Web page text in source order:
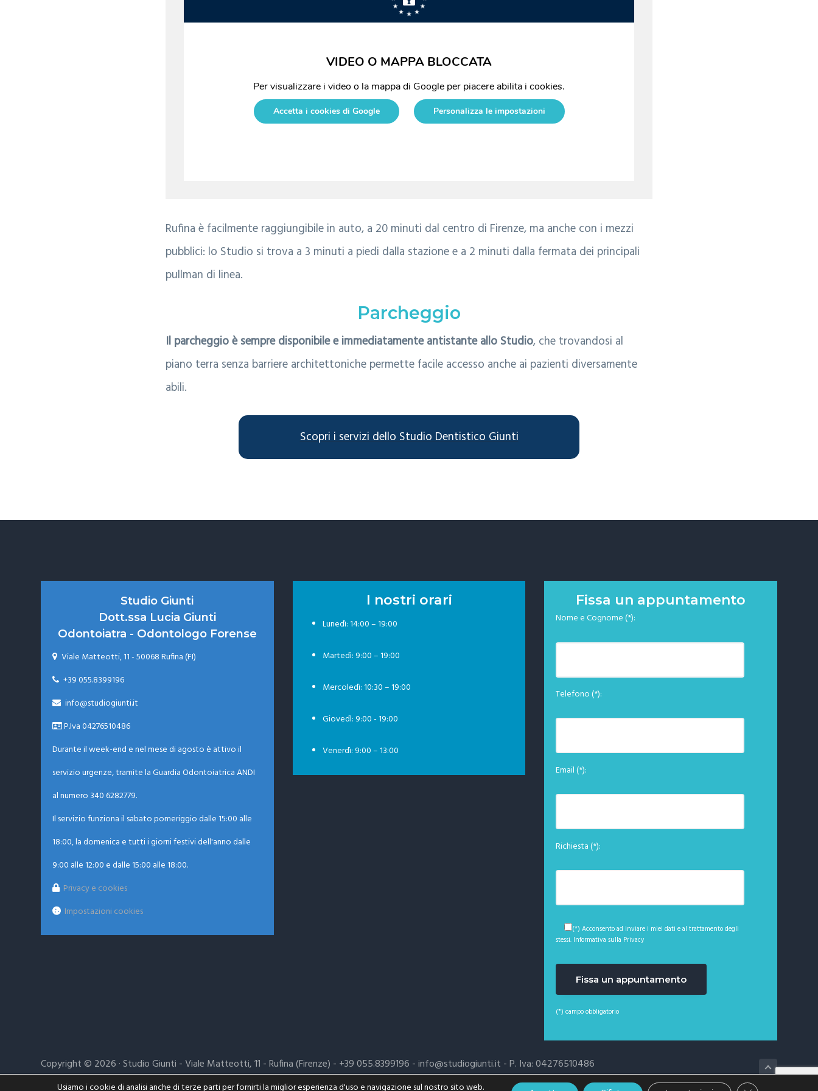
Rufina è facilmente raggiungibile in auto, a 20 minuti dal centro di Firenze, ma anche con i mezzi
pubblici: lo Studio si trova a 3 minuti a piedi dalla stazione e a 2 minuti dalla fermata dei principali
pullman di linea.
Parcheggio
Il parcheggio è sempre disponibile e immediatamente antistante allo Studio, che trovandosi al
piano terra senza barriere architettoniche permette facile accesso anche ai pazienti diversamente
abili.
Scopri i servizi dello Studio Dentistico Giunti
Studio Giunti
Dott.ssa Lucia Giunti
Odontoiatra - Odontologo Forense
 Viale Matteotti, 11 - 50068 Rufina (FI)
 +39 055.8399196
 info@studiogiunti.it
P.Iva 04276510486
Durante il week-end e nel mese di agosto è attivo il
servizio urgenze, tramite la Guardia Odontoiatrica ANDI
al numero 340 6282779.
Il servizio funziona il sabato pomeriggio dalle 15:00 alle
18:00, la domenica e tutti i giorni festivi dell'anno dalle
9:00 alle 12:00 e dalle 15:00 alle 18:00.
Privacy e cookies
Impostazioni cookies
I nostri orari
Lunedì: 14:00 – 19:00
Martedì: 9:00 – 19:00
Mercoledì: 10:30 – 19:00
Giovedì: 9:00 - 19:00
Venerdì: 9:00 – 13:00
Fissa un appuntamento
Nome e Cognome (*):
Telefono (*):
Email (*):
Richiesta (*):
(*) Acconsento ad inviare i miei dati e al trattamento degli
stessi. Informativa sulla Privacy
(*) campo obbligatorio
Copyright © 2026 · Studio Giunti - Viale Matteotti, 11 - Rufina (Firenze) - +39 055.8399196 - info@studiogiunti.it - P. Iva: 04276510486
Usiamo i cookie di analisi anche di terze parti per fornirti la miglior esperienza d'uso e navigazione sul nostro sito web.